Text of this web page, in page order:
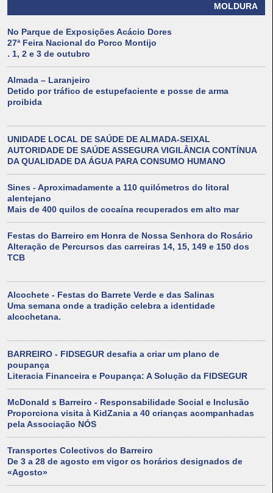
MOLDURA
No Parque de Exposições Acácio Dores
27ª Feira Nacional do Porco Montijo
. 1, 2 e 3 de outubro
Almada – Laranjeiro
Detido por tráfico de estupefaciente e posse de arma
proibida
UNIDADE LOCAL DE SAÚDE DE ALMADA-SEIXAL
AUTORIDADE DE SAÚDE ASSEGURA VIGILÂNCIA CONTÍNUA
DA QUALIDADE DA ÁGUA PARA CONSUMO HUMANO
Sines - Aproximadamente a 110 quilómetros do litoral
alentejano
Mais de 400 quilos de cocaína recuperados em alto mar
Festas do Barreiro em Honra de Nossa Senhora do Rosário
Alteração de Percursos das carreiras 14, 15, 149 e 150 dos
TCB
Alcochete - Festas do Barrete Verde e das Salinas
Uma semana onde a tradição celebra a identidade
alcochetana.
BARREIRO - FIDSEGUR desafia a criar um plano de
poupança
Literacia Financeira e Poupança: A Solução da FIDSEGUR
McDonald s Barreiro - Responsabilidade Social e Inclusão
Proporciona visita à KidZania a 40 crianças acompanhadas
pela Associação NÓS
Transportes Colectivos do Barreiro
De 3 a 28 de agosto em vigor os horários designados de
«Agosto»